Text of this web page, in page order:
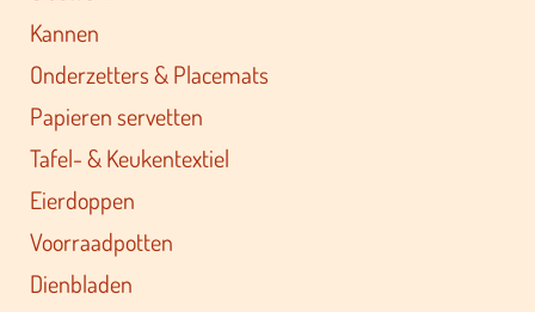
Kannen
Onderzetters & Placemats
Papieren servetten
Tafel- & Keukentextiel
Eierdoppen
Voorraadpotten
Dienbladen